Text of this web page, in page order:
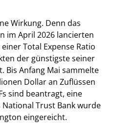
Wirkung. Denn das
im April 2026 lancierten
Total Expense Ratio
der günstigste seiner
Bis Anfang Mai sammelte
Dollar an Zuflüssen
sind beantragt, eine
National Trust Bank wurde
eingereicht.